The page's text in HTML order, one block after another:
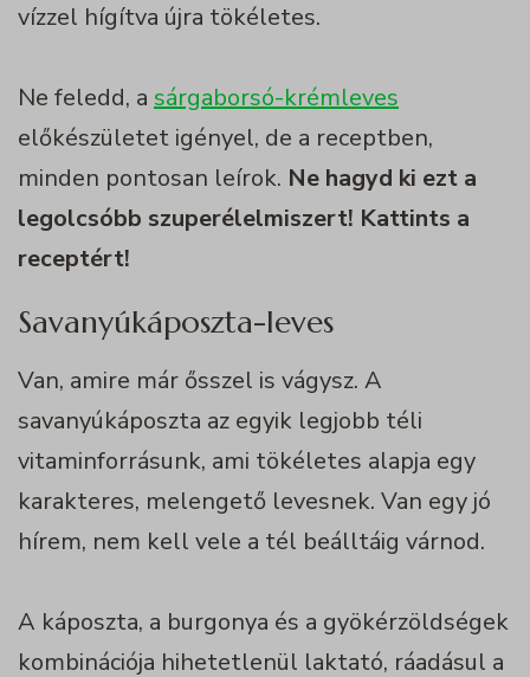
vízzel hígítva újra tökéletes.
Ne feledd, a sárgaborsó-krémleves
előkészületet igényel, de a receptben,
minden pontosan leírok. Ne hagyd ki ezt a
legolcsóbb szuperélelmiszert! Kattints a
receptért!
Savanyúkáposzta-leves
Van, amire már ősszel is vágysz. A
savanyúkáposzta az egyik legjobb téli
vitaminforrásunk, ami tökéletes alapja egy
karakteres, melengető levesnek. Van egy jó
hírem, nem kell vele a tél beálltáig várnod.
A káposzta, a burgonya és a gyökérzöldségek
kombinációja hihetetlenül laktató, ráadásul a